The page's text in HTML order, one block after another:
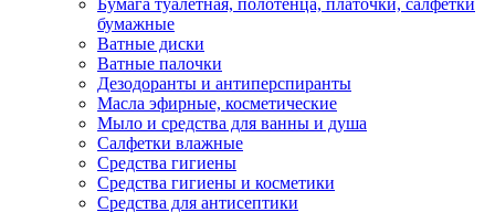
Бумага туалетная, полотенца, платочки, салфетки
бумажные
Ватные диски
Ватные палочки
Дезодоранты и антиперспиранты
Масла эфирные, косметические
Мыло и средства для ванны и душа
Салфетки влажные
Средства гигиены
Средства гигиены и косметики
Средства для антисептики